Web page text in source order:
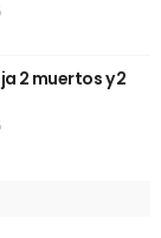
2 muertos y 2